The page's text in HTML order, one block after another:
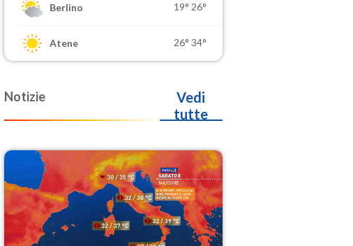
Berlino 19° 26°
Atene 26° 34°
Notizie
Vedi
tutte